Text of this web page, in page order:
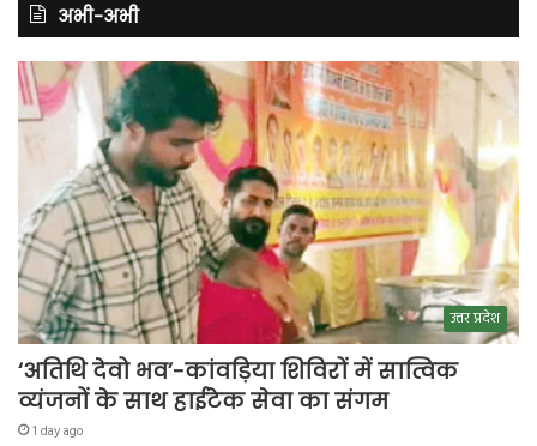
अभी-अभी
उत्तर प्रदेश
‘अतिथि देवो भव’-कांवड़िया शिविरों में सात्विक
व्यंजनों के साथ हाईटेक सेवा का संगम
1 day ago